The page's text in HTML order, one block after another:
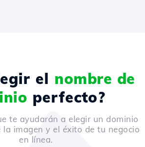
el nombre de
perfecto?
te ayudarán a elegir un dominio
la imagen y el éxito de tu negocio
en línea.